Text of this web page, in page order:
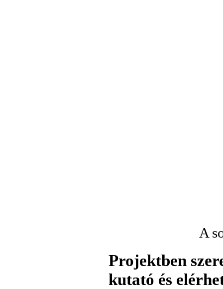
A
Projektben
kutató és